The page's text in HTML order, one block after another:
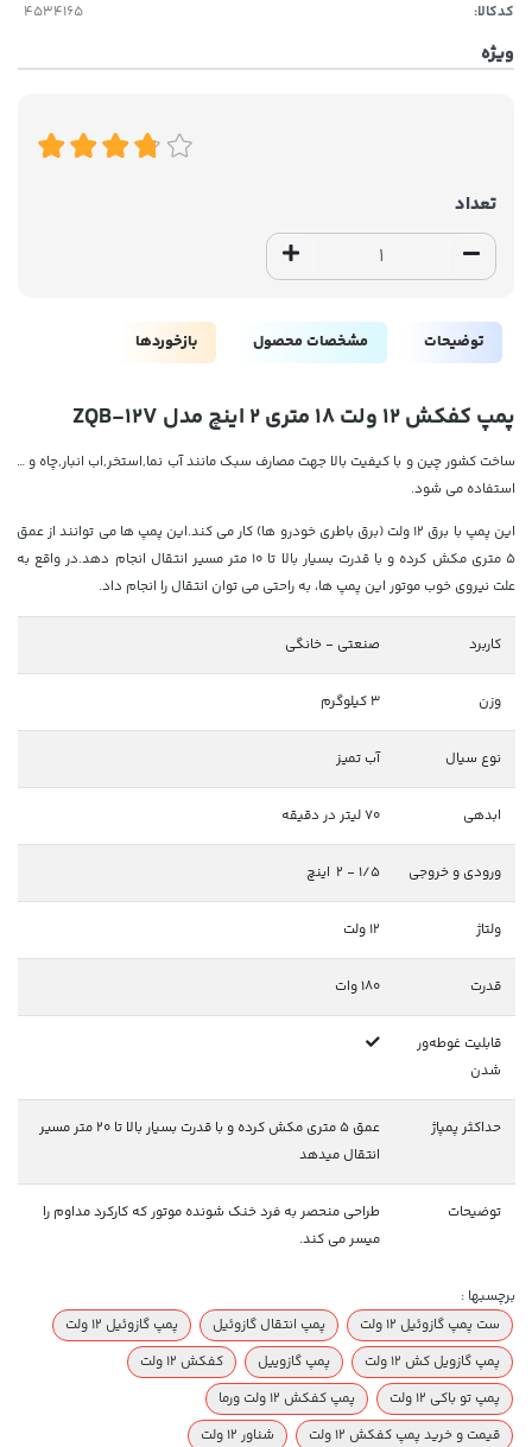
کدکالا:
ویژه
تعداد
توضیحات مشخصات محصول بازخوردها
پمپ کفکش 12 ولت 18 متری 2 اینچ مدل ZQB-12V
ساخت کشور چین و با کیفیت بالا جهت مصارف سبک مانند آب نما,استخر,اب انبار,چاه و …
استفاده می شود.
این پمپ با برق 12 ولت (برق باطری خودرو ها) کار می کند.این پمپ ها می توانند از عمق
5 متری مکش کرده و با قدرت بسیار بالا تا 10 متر مسیر انتقال انجام دهد.در واقع به
علت نیروی خوب موتور این پمپ ها، به راحتی می توان انتقال را انجام داد.
کاربرد صنعتی - خانگی
وزن 3 کیلوگرم
نوع سیال آب تمیز
ابدهی 70 لیتر در دقیقه
ورودی و خروجی 1/5 - 2 اینچ
ولتاژ 12 ولت
قدرت 180 وات
قابلیت غوطه‌ور
شدن
حداکثر پمپاژ
عمق 5 متری مکش کرده و با قدرت بسیار بالا تا 20 متر مسیر
انتقال میدهد
توضیحات
طراحی منحصر به فرد خنک شونده موتور که کارکرد مداوم را
میسر می کند.
برچسبها :
ست پمپ گازوئیل 12 ولت
پمپ انتقال گازوئیل
پمپ گازوئیل 12 ولت
پمپ گازویل کش 12 ولت
پمپ گازوییل
کفکش 12 ولت
پمپ تو باکی 12 ولت
پمپ کفکش 12 ولت ورما
قیمت و خرید پمپ کفکش 12 ولت
شناور 12 ولت